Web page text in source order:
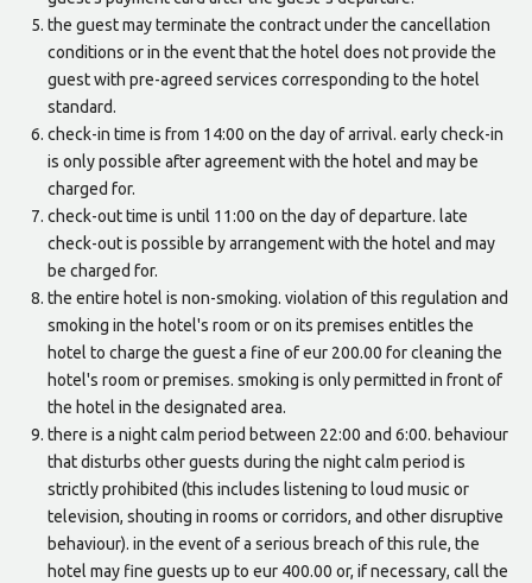
the guest may terminate the contract under the cancellation
conditions or in the event that the hotel does not provide the
guest with pre-agreed services corresponding to the hotel
standard.
check-in time is from 14:00 on the day of arrival. early check-in
is only possible after agreement with the hotel and may be
charged for.
check-out time is until 11:00 on the day of departure. late
check-out is possible by arrangement with the hotel and may
be charged for.
the entire hotel is non-smoking. violation of this regulation and
smoking in the hotel's room or on its premises entitles the
hotel to charge the guest a fine of eur 200.00 for cleaning the
hotel's room or premises. smoking is only permitted in front of
the hotel in the designated area.
there is a night calm period between 22:00 and 6:00. behaviour
that disturbs other guests during the night calm period is
strictly prohibited (this includes listening to loud music or
television, shouting in rooms or corridors, and other disruptive
behaviour). in the event of a serious breach of this rule, the
hotel may fine guests up to eur 400.00 or, if necessary, call the